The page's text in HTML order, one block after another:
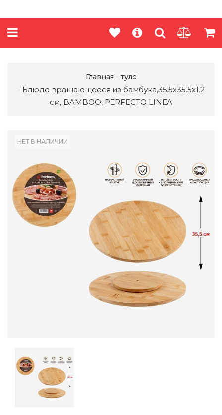
Главная тулс
Блюдо вращающееся из бамбука,35.5х35.5х1.2
см, BAMBOO, PERFECTO LINEA
НЕТ В НАЛИЧИИ